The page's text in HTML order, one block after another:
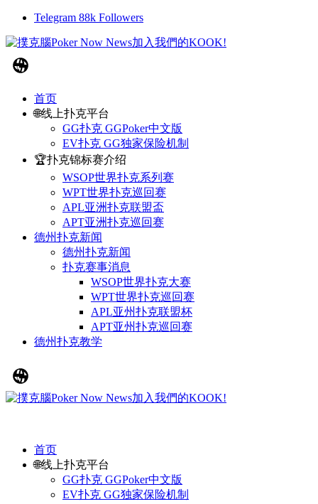
Telegram 88k Followers
首页
🌐线上扑克平台
GG扑克 GGPoker中文版
EV扑克 GG独家保险机制
🏆扑克锦标赛介绍
WSOP世界扑克系列赛
WPT世界扑克巡回赛
APL亚洲扑克联盟盃
APT亚洲扑克巡回赛
德州扑克新闻
德州扑克新闻
扑克赛事消息
WSOP世界扑克大赛
WPT世界扑克巡回赛
APL亚州扑克联盟杯
APT亚州扑克巡回赛
德州扑克教学
首页
🌐线上扑克平台
GG扑克 GGPoker中文版
EV扑克 GG独家保险机制